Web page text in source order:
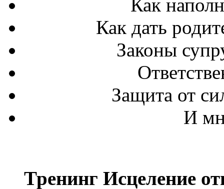
Как
Как дать
Законы
Защита от
И
Тренинг Исцеление